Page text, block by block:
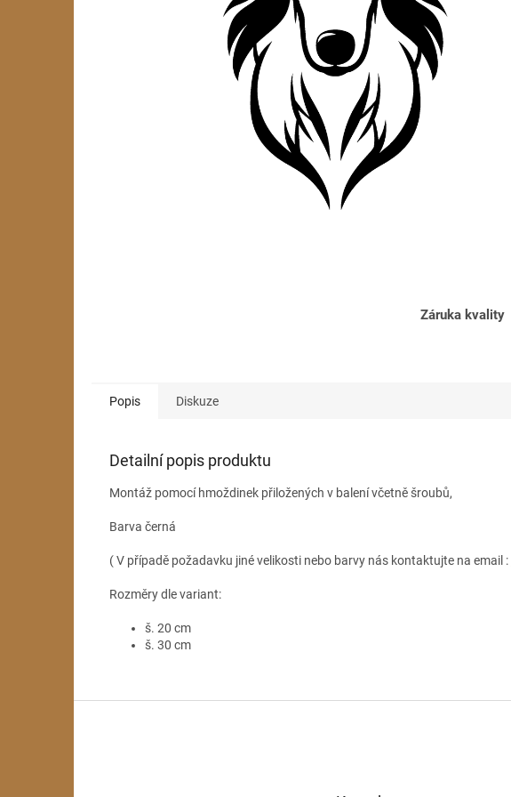
Záruka kvality
Popis Diskuze
Detailní popis produktu
Montáž pomocí hmoždinek přiložených v balení včetně šroubů,
Barva černá
( V případě požadavku jiné velikosti nebo barvy nás kontaktujte na email :
Rozměry dle variant:
š. 20 cm
š. 30 cm